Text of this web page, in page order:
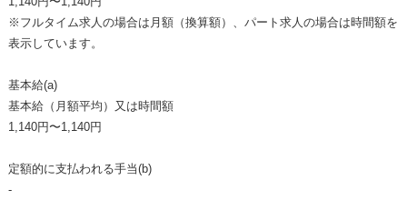
※フルタイム求人の場合は月額（換算額）、パート求人の場合は時間額を
表示しています。
基本給(a)
基本給（月額平均）又は時間額
1,140円〜1,140円
定額的に支払われる手当(b)
-